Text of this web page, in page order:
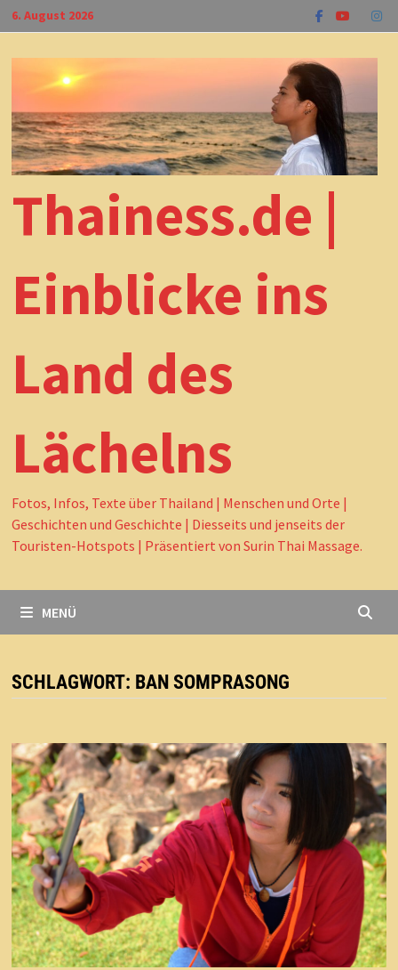
Zum
Inhalt
springen
6. August 2026
Thainess.de |
Einblicke ins
Land des
Lächelns
Fotos, Infos, Texte über Thailand | Menschen und Orte |
Geschichten und Geschichte | Diesseits und jenseits der
Touristen-Hotspots | Präsentiert von Surin Thai Massage.
MENÜ
SCHLAGWORT: BAN SOMPRASONG